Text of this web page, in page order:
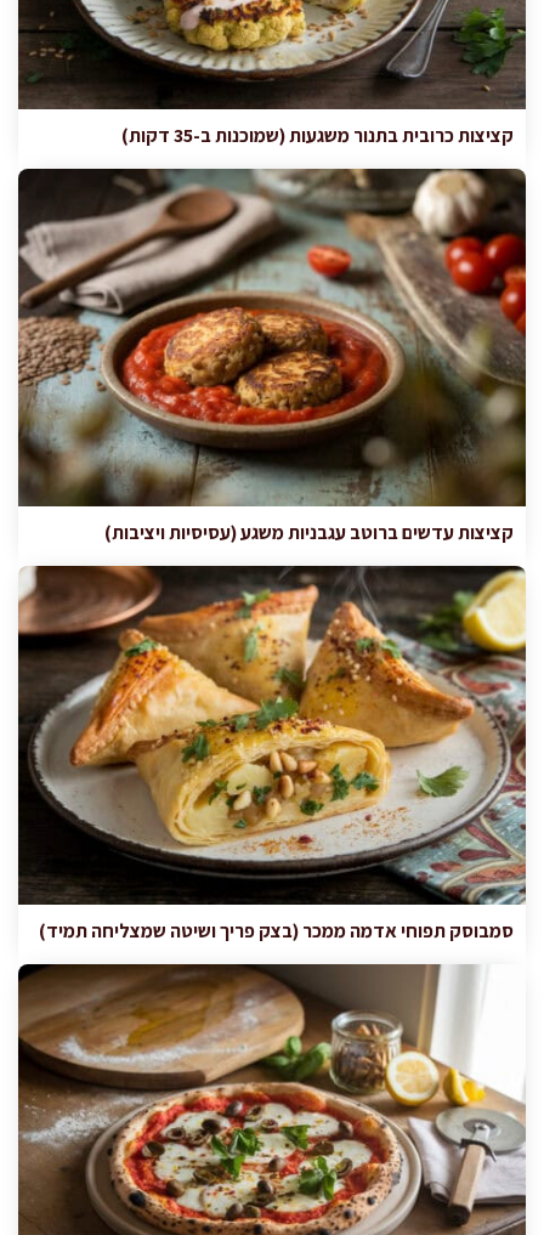
קציצות כרובית בתנור משגעות (שמוכנות ב-35 דקות)
קציצות עדשים ברוטב עגבניות משגע (עסיסיות ויציבות)
סמבוסק תפוחי אדמה ממכר (בצק פריך ושיטה שמצליחה תמיד)